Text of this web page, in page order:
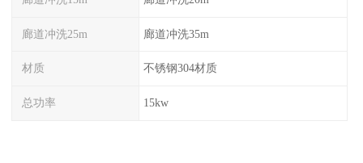
廊道冲洗25m 廊道冲洗35m
材质 不锈钢304材质
总功率 15kw